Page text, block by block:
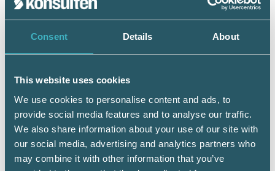
Consent Details About
This website uses cookies
We use cookies to personalise content and ads, to
provide social media features and to analyse our traffic.
We also share information about your use of our site with
our social media, advertising and analytics partners who
may combine it with other information that you’ve
En prenumeration ingår för dig som är
medlem/ansluten till Srf konsulterna. Du loggar in
med BankID eller samma lösenord som du har på
Mobilt BankID
Personnummer(ÅÅÅÅMMDDNNNN)